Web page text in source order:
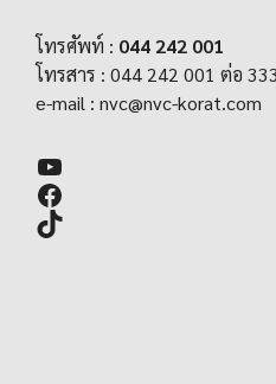
โทรศัพท์ : 044 242 001
โทรสาร : 044 242 001 ต่อ 333
e-mail : nvc@nvc-korat.com
YouTube
Facebook
TikTok